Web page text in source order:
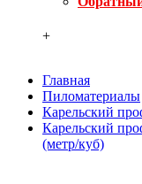
+
Главная
Пиломатериалы
Карельский
Карельский
(метр/куб)